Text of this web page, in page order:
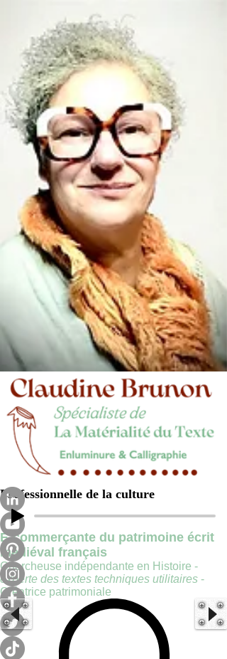
Professionnelle de la culture
E-commerçante du patrimoine écrit
médiéval français
Chercheuse indépendante en Histoire -
experte des textes techniques utilitaires -
Créatrice patrimoniale